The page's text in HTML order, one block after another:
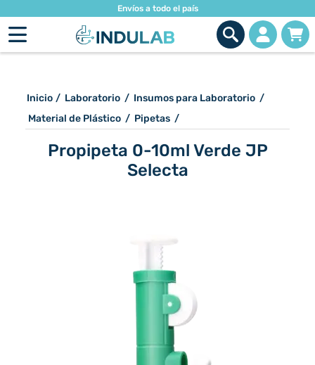
Envíos a todo el país
Inicio / Laboratorio / Insumos para Laboratorio /
Material de Plástico / Pipetas /
Propipeta 0-10ml Verde JP
Selecta